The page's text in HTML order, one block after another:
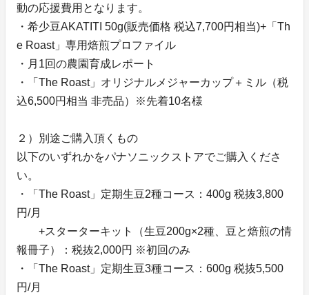
動の応援費用となります。
・希少豆AKATITI 50g(販売価格 税込7,700円相当)+「Th
e Roast」専用焙煎プロファイル
・月1回の農園育成レポート
・「The Roast」オリジナルメジャーカップ＋ミル（税
込6,500円相当 非売品）※先着10名様
２）別途ご購入頂くもの
以下のいずれかをパナソニックストアでご購入くださ
い。
・「The Roast」定期生豆2種コース：400g 税抜3,800
円/月
+スターターキット（生豆200g×2種、豆と焙煎の情
報冊子）：税抜2,000円 ※初回のみ
・「The Roast」定期生豆3種コース：600g 税抜5,500
円/月